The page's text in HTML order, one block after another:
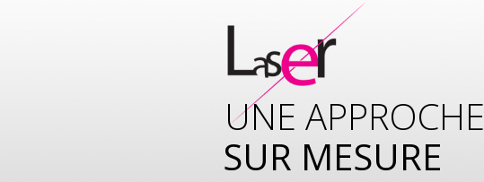
SUR MESURE
UNE APPROCHE